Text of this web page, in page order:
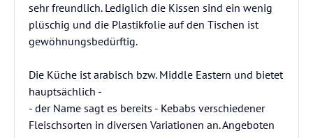
sehr freundlich. Lediglich die Kissen sind ein wenig
plüschig und die Plastikfolie auf den Tischen ist
gewöhnungsbedürftig.
Die Küche ist arabisch bzw. Middle Eastern und bietet
hauptsächlich -
- der Name sagt es bereits - Kebabs verschiedener
Fleischsorten in diversen Variationen an. Angeboten